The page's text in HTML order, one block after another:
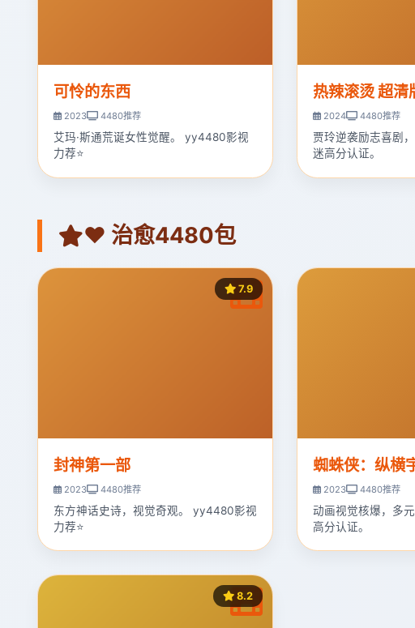
可怜的东西
2023 4480推荐
艾玛·斯通荒诞女性觉醒。 yy4480影视
力荐⭐
热辣滚烫 超清
2024 4480推荐
贾玲逆袭励志喜剧
迷高分认证。
❤️ 治愈4480包
7.9
封神第一部
2023 4480推荐
东方神话史诗，视觉奇观。 yy4480影视
力荐⭐
蜘蛛侠：纵横
2023 4480推荐
动画视觉核爆，多
高分认证。
8.2